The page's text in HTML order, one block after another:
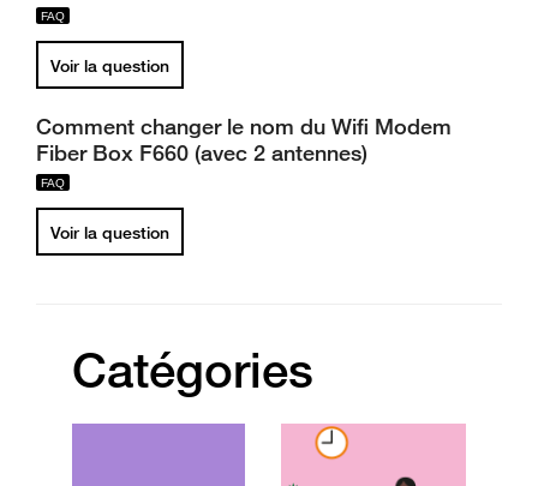
Voir la question
Comment changer le nom du Wifi Modem
Fiber Box F660 (avec 2 antennes)
Voir la question
Catégories